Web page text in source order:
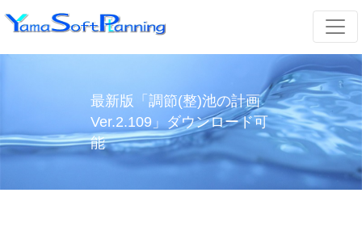
最新版「調節(整)池の計画
Ver.2.109」ダウンロード可
能